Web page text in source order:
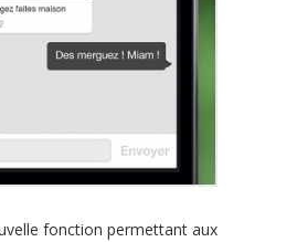
fonction permettant aux